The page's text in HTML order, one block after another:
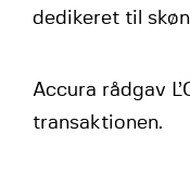
dedikeret til
Accura rådgav
transaktionen.